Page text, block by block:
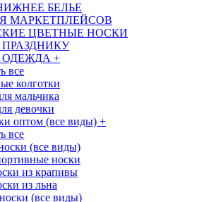
БЕЛЬЕ
МАРКЕТПЛЕЙСОВ
ЦВЕТНЫЕ НОСКИ
+
все
колготки
мальчика
девочки
оптом (все виды) +
все
(все виды)
носки
из крапивы
из льна
(все виды)